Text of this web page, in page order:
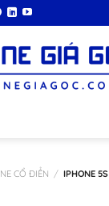
CỔ ĐIỂN / IPHONE 5S